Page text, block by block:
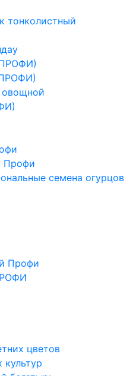
тонколистный
овощной
Профи
семена огурцов
Профи
цветов